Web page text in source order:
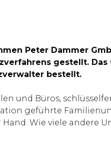
Peter Dammer
gestellt.
bestellt.
und Büros,
geführte
Wie viele andere